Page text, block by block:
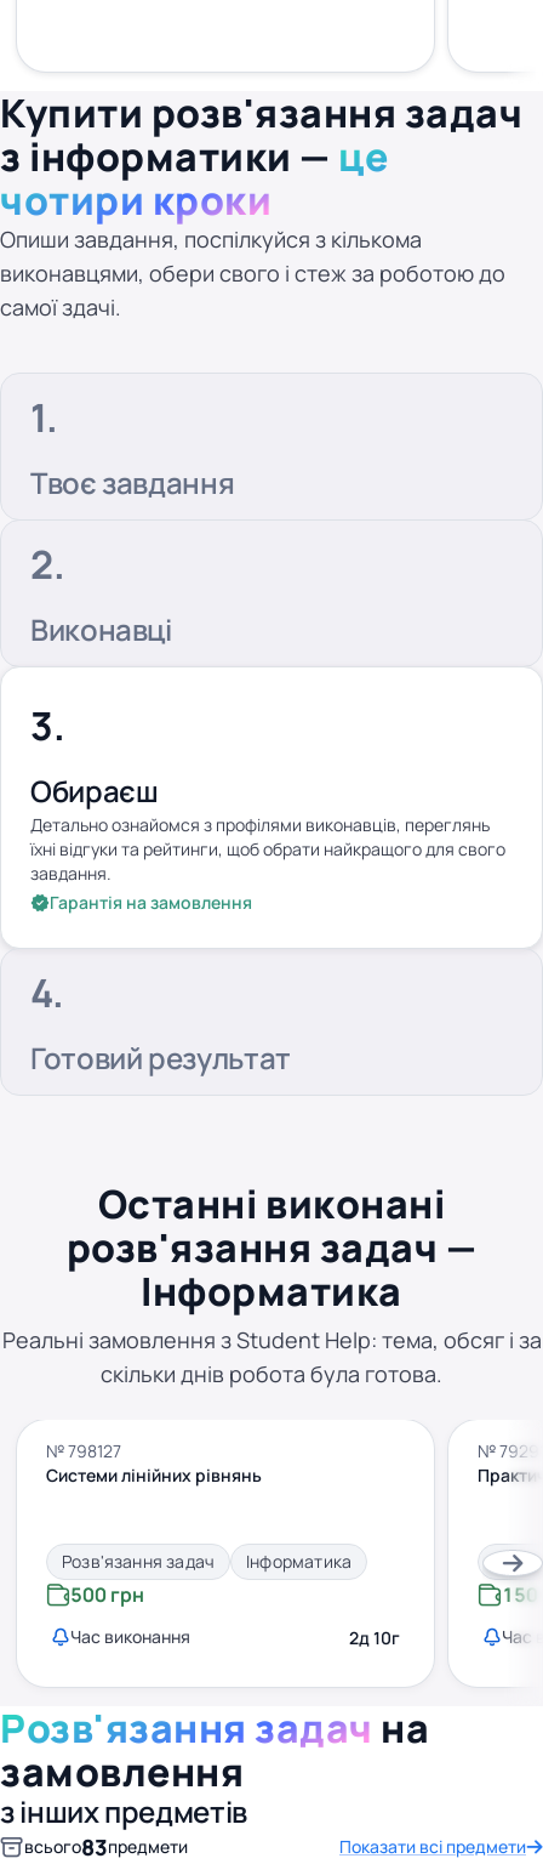
Купити розв'язання задач
з інформатики — це
чотири кроки
Опиши завдання, поспілкуйся з кількома
виконавцями, обери свого і стеж за роботою до
самої здачі.
Твоє завдання
Виконавці
Обираєш
Детально ознайомся з профілями виконавців, переглянь
їхні відгуки та рейтинги, щоб обрати найкращого для свого
завдання.
Гарантія на замовлення
Готовий результат
Останні виконані
розв'язання задач —
Інформатика
Реальні замовлення з Student Help: тема, обсяг і за
скільки днів робота була готова.
№ 798127
Системи лінійних рівнянь
Розв'язання задач Інформатика
500 грн
Час виконання 2д 10г
№
150
Час
Розв'язання задач на
замовлення
з інших предметів
всього83предмети Показати всі предмети